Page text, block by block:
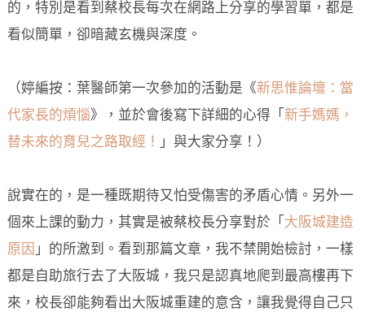
的，特別是看到蔡校長每次在網路上分享的學習單，都是
看似簡單，卻暗藏玄機與深度。
（婷編按：葉醫師第一次參加的活動是《新思惟論壇：當
代家長的煩惱》，並於會後寫下詳細的心得「 新手媽媽，
替未來的育兒之路取經！
」與大家分享！）
說實在的，是一種既期待又怕受傷害的矛盾心情。另外一
個來上課的動力，其實是被蔡校長分享對於「 大阪城建造
原因 」的所激到。看到那篇文章，我不禁開始檢討，一樣
都是自助旅行去了大阪城，我只是認真地爬到最高樓再下
來，校長卻能夠看出大阪城重建的意含，讓我覺得自己只